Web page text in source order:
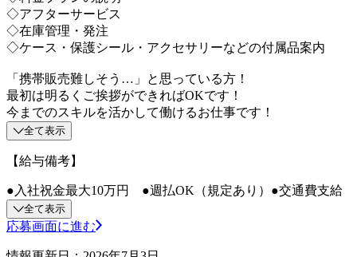
◇アフターサービス
◇在庫管理・発注
◇ケース・保護シール・アクセサリーなどの付属品案内
「携帯販売難しそう…」と思っている方！
最初は明るくご挨拶ができればOKです！
今までのスキルを活かして働けるお仕事です！
全て表示
【給与備考】
●入社祝金最大10万円 ●週払OK（規定あり）●交通費支給
全て表示
応募画面に進む